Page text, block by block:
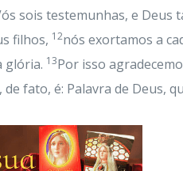
sois testemunhas, e Deus
filhos, 12nós exortamos a
glória. 13Por isso
fato, é: Palavra de Deus,